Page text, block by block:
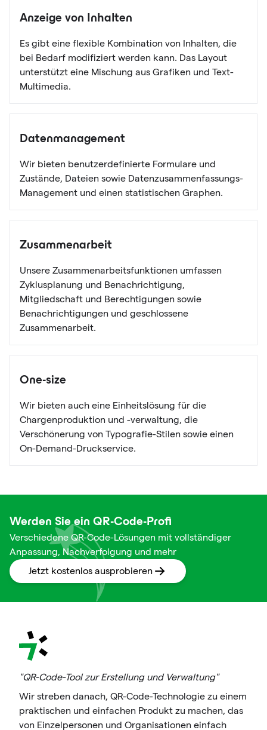
Anzeige von Inhalten
Es gibt eine flexible Kombination von Inhalten, die
bei Bedarf modifiziert werden kann. Das Layout
unterstützt eine Mischung aus Grafiken und Text-
Multimedia.
Datenmanagement
Wir bieten benutzerdefinierte Formulare und
Zustände, Dateien sowie Datenzusammenfassungs-
Management und einen statistischen Graphen.
Zusammenarbeit
Unsere Zusammenarbeitsfunktionen umfassen
Zyklusplanung und Benachrichtigung,
Mitgliedschaft und Berechtigungen sowie
Benachrichtigungen und geschlossene
Zusammenarbeit.
One-size
Wir bieten auch eine Einheitslösung für die
Chargenproduktion und -verwaltung, die
Verschönerung von Typografie-Stilen sowie einen
On-Demand-Druckservice.
Werden Sie ein QR-Code-Profi
Verschiedene QR-Code-Lösungen mit vollständiger
Anpassung, Nachverfolgung und mehr
Jetzt kostenlos ausprobieren
"QR-Code-Tool zur Erstellung und Verwaltung"
Wir streben danach, QR-Code-Technologie zu einem
praktischen und einfachen Produkt zu machen, das
von Einzelpersonen und Organisationen einfach